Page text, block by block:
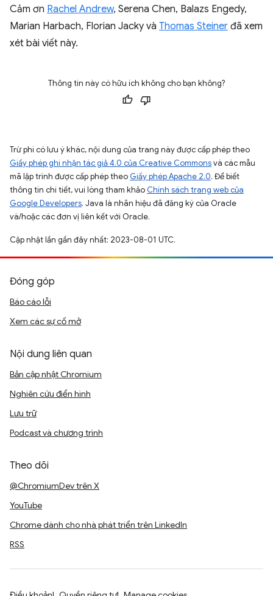
Cảm ơn Rachel Andrew, Serena Chen, Balazs Engedy,
Marian Harbach, Florian Jacky và Thomas Steiner đã xem
xét bài viết này.
Thông tin này có hữu ích không cho bạn không?
Trừ phi có lưu ý khác, nội dung của trang này được cấp phép theo
Giấy phép ghi nhận tác giả 4.0 của Creative Commonsvà các mẫu
mã lập trình được cấp phép theo Giấy phép Apache 2.0. Để biết
thông tin chi tiết, vui lòng tham khảo Chính sách trang web của
Google Developers. Java là nhãn hiệu đã đăng ký của Oracle
và/hoặc các đơn vị liên kết với Oracle.
Cập nhật lần gần đây nhất: 2023-08-01 UTC.
Đóng góp
Báo cáo lỗi
Xem các sự cố mở
Nội dung liên quan
Bản cập nhật Chromium
Nghiên cứu điển hình
Lưu trữ
Podcast và chương trình
Theo dõi
@ChromiumDev trên X
YouTube
Chrome dành cho nhà phát triển trên LinkedIn
RSS